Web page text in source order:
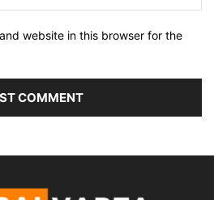
website in this browser for the